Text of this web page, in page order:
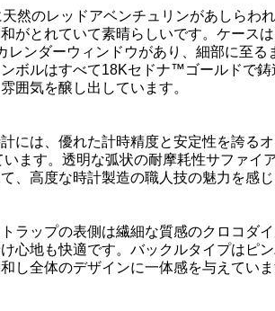
然のレッドアベンチュリンがあしらわ
がとれていて素晴らしいです。ケース
ンダーウィンドウがあり、細部に至る
ボルはすべて18Kセドナ™ゴールドで鋳
囲気を醸し出しています。
には、優れた計時精度と安定性を誇る
ます。透明な弧状の耐摩耗性サファイ
、高度な時計製造の職人技の魅力を感じ
ラップの表側は繊細な質感のクロコダ
心地も快適です。バックルタイプはピ
全体のデザインに一体感を与えていま